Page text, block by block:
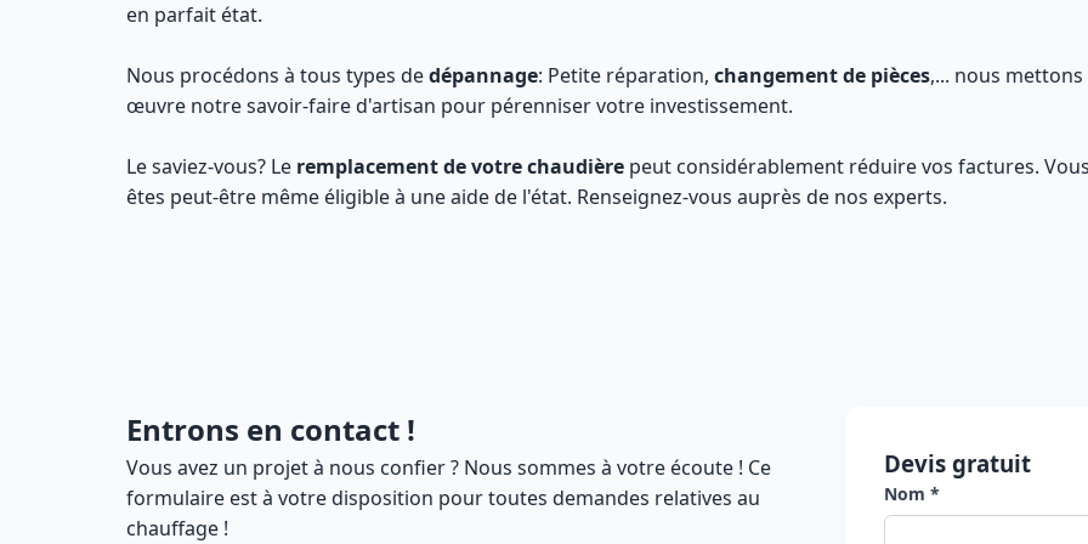
en parfait état.
Nous procédons à tous types dedépannage: Petite réparation, changement de pièces,... nous mettons
œuvre notre savoir-faire d'artisan pour pérenniser votre investissement.
Le saviez-vous? Le remplacement de votre chaudière peut considérablement réduire vos factures.
êtes peut-être même éligible à une aide de l'état. Renseignez-vous auprès de nos experts.
Entrons en contact !
Vous avez un projet à nous confier ? Nous sommes à votre écoute ! Ce
formulaire est à votre disposition pour toutes demandes relatives au
chauffage !
Devis gratuit
Nom *